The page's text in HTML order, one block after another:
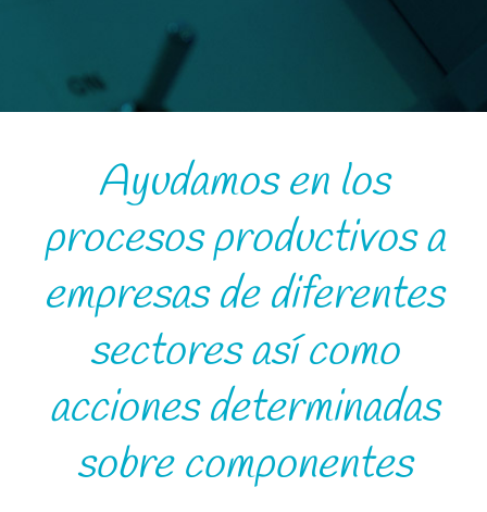
Ayudamos en los
procesos productivos a
empresas de diferentes
sectores así como
acciones determinadas
sobre componentes